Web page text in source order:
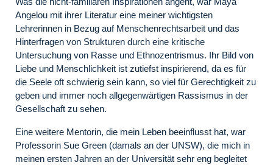
Angelou mit ihrer Literatur eine meiner wichtigsten
Lehrerinnen in Bezug auf Menschenrechtsarbeit und das
Hinterfragen von Strukturen durch eine kritische
Untersuchung von Rasse und Ethnozentrismus. Ihr Bild von
Liebe und Menschlichkeit ist zutiefst inspirierend, da es für
die Seele oft schwierig sein kann, so viel für Gerechtigkeit zu
geben und immer noch allgegenwärtigen Rassismus in der
Gesellschaft zu sehen.
Eine weitere Mentorin, die mein Leben beeinflusst hat, war
Professorin Sue Green (damals an der UNSW), die mich in
meinen ersten Jahren an der Universität sehr eng begleitet